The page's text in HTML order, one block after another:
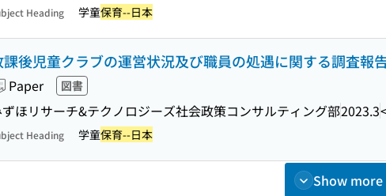
Heading 学童保育--日本
課後児童クラブの運営状況及び職員の処遇に関する調査報
Paper 図書
ほリサーチ&テクノロジーズ社会政策コンサルティング部2023.3
Heading 学童保育--日本
Show more